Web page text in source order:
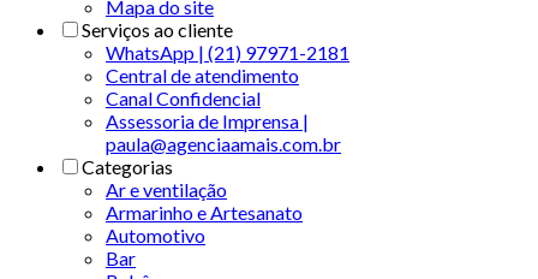
Mapa do site
Serviços ao cliente
WhatsApp | (21) 97971-2181
Central de atendimento
Canal Confidencial
Assessoria de Imprensa |
paula@agenciaamais.com.br
Categorias
Ar e ventilação
Armarinho e Artesanato
Automotivo
Bar